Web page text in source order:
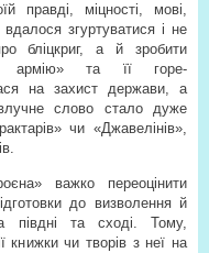
правді, міцності, мові,
вдалося згуртуватися і не
бліцкриг, а й зробити
армію» та її горе-
на захист держави, а
слово стало дуже
чи «Джавелінів»,
важко переоцінити
до визволення й
півдні та сході. Тому,
книжки чи творів з неї на